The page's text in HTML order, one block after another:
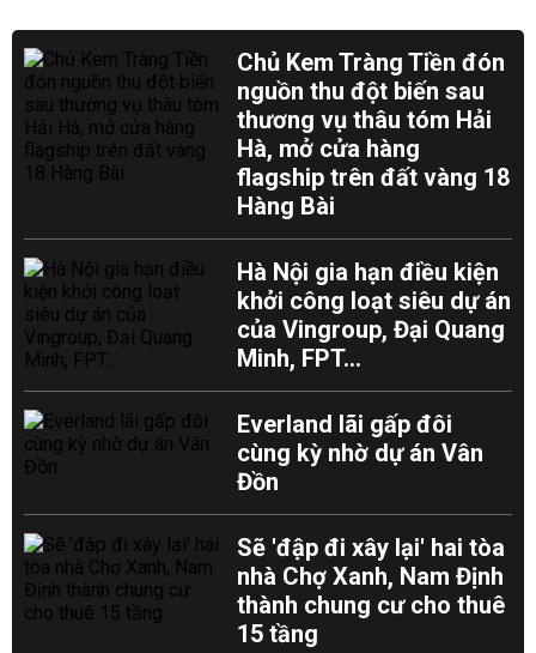
Chủ Kem Tràng Tiền đón
nguồn thu đột biến sau
thương vụ thâu tóm Hải
Hà, mở cửa hàng
flagship trên đất vàng 18
Hàng Bài
Hà Nội gia hạn điều kiện
khởi công loạt siêu dự án
của Vingroup, Đại Quang
Minh, FPT...
Everland lãi gấp đôi
cùng kỳ nhờ dự án Vân
Đồn
Sẽ 'đập đi xây lại' hai tòa
nhà Chợ Xanh, Nam Định
thành chung cư cho thuê
15 tầng